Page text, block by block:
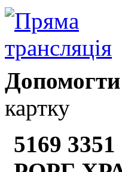
картку
5169